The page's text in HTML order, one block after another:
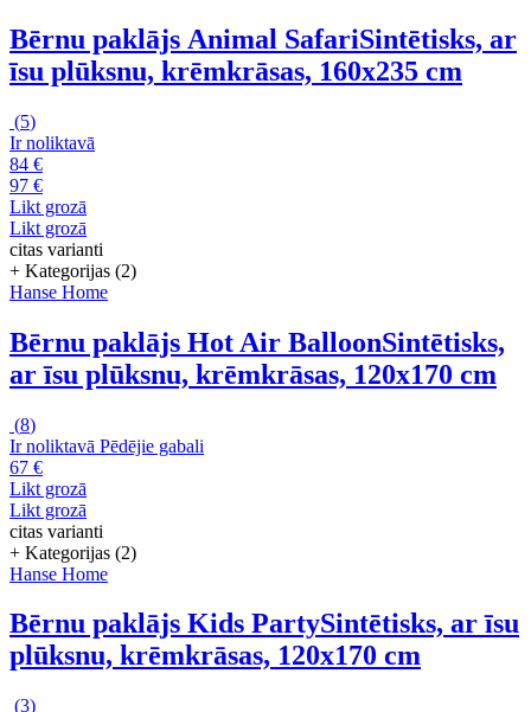
Bērnu paklājs Animal SafariSintētisks, ar
īsu plūksnu, krēmkrāsas, 160x235 cm
(5)
Ir noliktavā
84 €
97 €
Likt grozā
Likt grozā
citas varianti
+ Kategorijas (2)
Hanse Home
Bērnu paklājs Hot Air BalloonSintētisks,
ar īsu plūksnu, krēmkrāsas, 120x170 cm
(8)
Ir noliktavā Pēdējie gabali
67 €
Likt grozā
Likt grozā
citas varianti
+ Kategorijas (2)
Hanse Home
Bērnu paklājs Kids PartySintētisks, ar īsu
plūksnu, krēmkrāsas, 120x170 cm
(3)